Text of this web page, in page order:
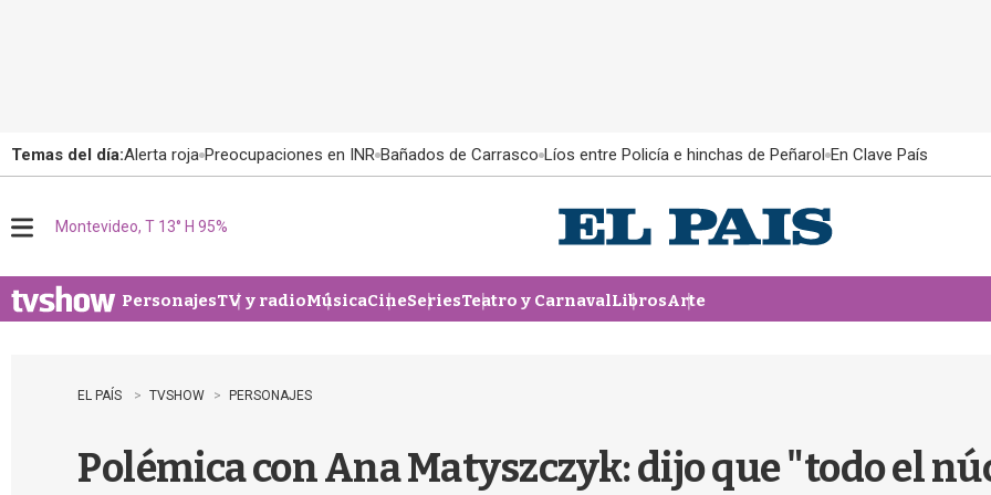
Temas del día:Alerta roja Preocupaciones en INR Bañados de Carrasco Líos entre Policía e hinchas de Peñarol En Clave País
u
Montevideo, T 13° H 95%
PersonajesTV y radioMúsicaCineSeriesTeatro y CarnavalLibrosArte
EL PAÍS TVSHOW PERSONAJES
Polémica con Ana Matyszczyk: dijo que "todo el